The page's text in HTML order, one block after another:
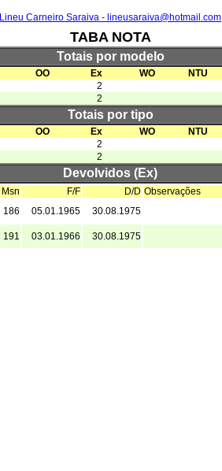
Lineu Carneiro Saraiva - lineusaraiva@hotmail.com
TABA NOTA
Totais por modelo
OO Ex WO NTU
2
2
Totais por tipo
OO Ex WO NTU
2
2
Devolvidos (Ex)
Msn F/F D/D Observações
186 05.01.1965 30.08.1975
191 03.01.1966 30.08.1975